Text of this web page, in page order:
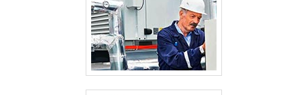
ALUGUEL GERADOR PREÇO GUARULHOS
ALUGUEL GERADOR EMERGÊNCIA
ALUGUEL GERADOR DE ENERGIA VALOR
ALUGUEL GERADOR DE ENERGIA PREÇO
ALUGUEL GERADOR DE ENERGIA PREÇO GUARULHOS